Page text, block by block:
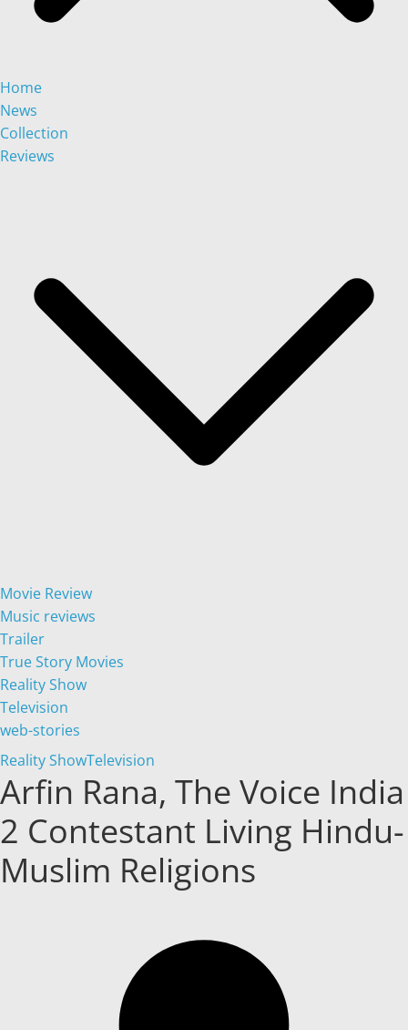
Home
News
Collection
Reviews
Movie Review
Music reviews
Trailer
True Story Movies
Reality Show
Television
web-stories
Reality ShowTelevision
Arfin Rana, The Voice India
2 Contestant Living Hindu-
Muslim Religions